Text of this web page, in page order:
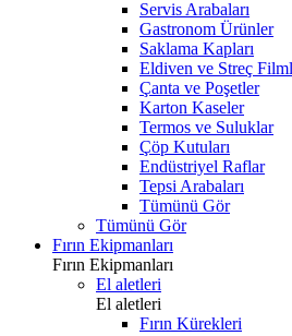
Servis Arabaları
Gastronom Ürünler
Saklama Kapları
Eldiven ve Streç
Çanta ve Poşetler
Karton Kaseler
Termos ve Suluklar
Çöp Kutuları
Endüstriyel Raflar
Tepsi Arabaları
Tümünü Gör
Tümünü Gör
Fırın Ekipmanları
Fırın Ekipmanları
El aletleri
El aletleri
Fırın Kürekleri